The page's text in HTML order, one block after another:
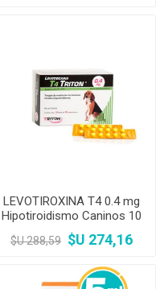
LEVOTIROXINA T4 0.4 mg
Hipotiroidismo Caninos 10
Comprimidos
$U 288,59 $U 274,16